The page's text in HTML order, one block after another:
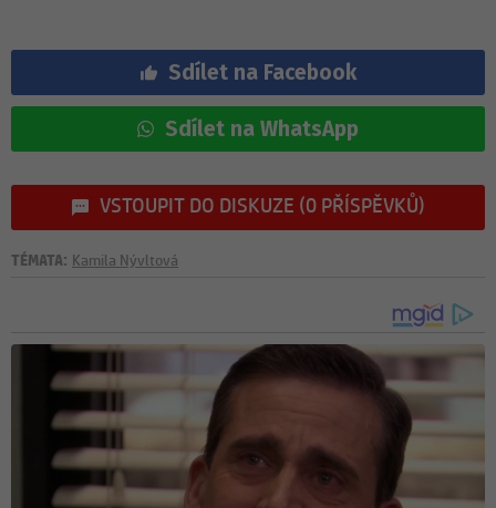
Sdílet na Facebook
Sdílet na WhatsApp
VSTOUPIT DO DISKUZE (0 PŘÍSPĚVKŮ)
TÉMATA: Kamila Nývltová